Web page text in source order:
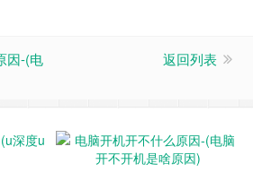
因-(电
返回列表